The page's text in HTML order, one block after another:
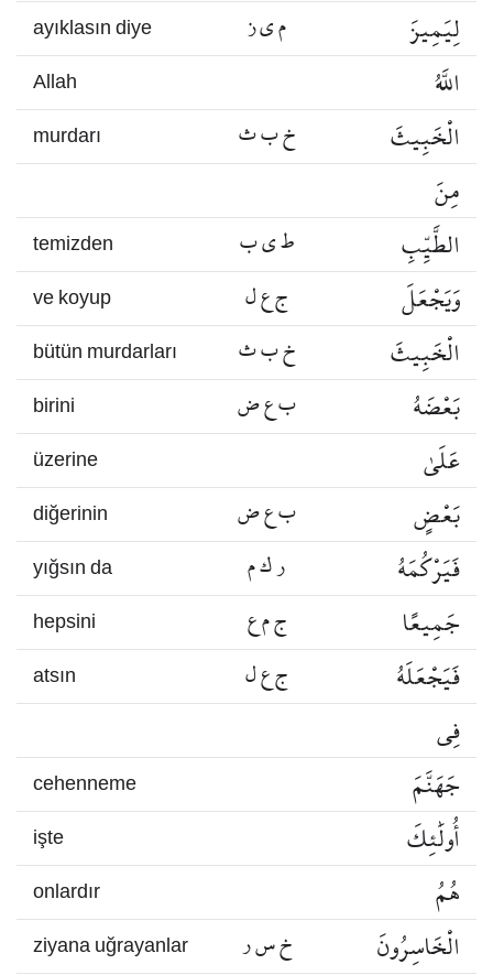
ayıklasın diye م ي ز لِيَمِيزَ
Allah اللَّهُ
murdarı خ ب ث
الْخَبِيثَ
مِنَ
temizden ط ي ب الطَّيِّبِ
ve koyup ج ع ل وَيَجْعَلَ
bütün murdarları خ ب ث الْخَبِيثَ
birini ب ع ض بَعْضَهُ
üzerine عَلَىٰ
diğerinin ب ع ض بَعْضٍ
yığsın da ر ك م فَيَرْكُمَهُ
hepsini ج م ع جَمِيعًا
atsın ج ع ل
فَيَجْعَلَهُ
فِي
cehenneme جَهَنَّمَ
işte أُولَٰئِكَ
onlardır هُمُ
ziyana uğrayanlar خ س ر الْخَاسِرُونَ